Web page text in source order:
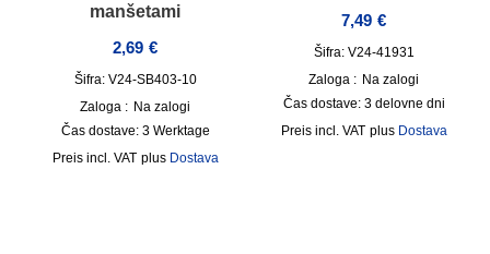
manšetami
2,69 €
Šifra: V24-SB403-10
Zaloga : Na zalogi
Čas dostave: 3 Werktage
incl. VAT plus Dostava
7,49 €
Šifra: V24-41931
Zaloga : Na zalogi
Čas dostave: 3 delovne dni
incl. VAT plus Dostava